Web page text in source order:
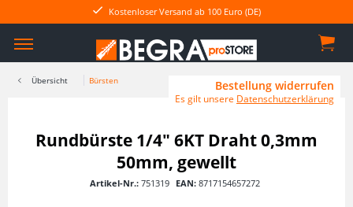
Kostenloser Versand ab 100 Euro (DE)
Übersicht Bürsten
Rundbürste 1/4" 6KT Draht 0,3mm
50mm, gewellt
Artikel-Nr.: 751319 EAN: 8717154657272
Bestellung widerrufen
Es gilt unsere Datenschutzerklärung